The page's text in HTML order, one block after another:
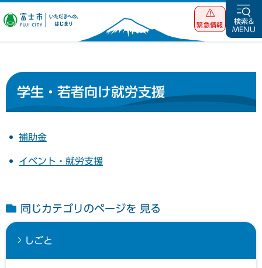
富士市 いただ
緊急情報
検索&
MENU
学生・若者向け就労支援
補助金
イベント・就労支援
同じカテゴリのページを 見る
しごと